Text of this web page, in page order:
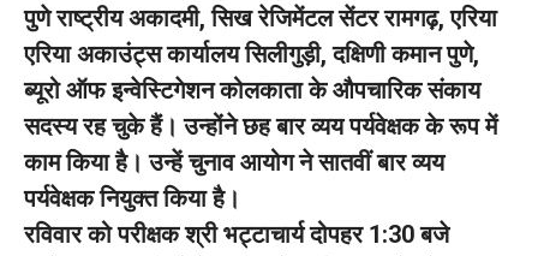
पुणे राष्ट्रीय अकादमी, सिख रेजिमेंटल सेंटर रामगढ़, एरिया
एरिया अकाउंट्स कार्यालय सिलीगुड़ी, दक्षिणी कमान पुणे,
ब्यूरो ऑफ इन्वेस्टिगेशन कोलकाता के औपचारिक संकाय
सदस्य रह चुके हैं। उन्होंने छह बार व्यय पर्यवेक्षक के रूप में
काम किया है। उन्हें चुनाव आयोग ने सातवीं बार व्यय
पर्यवेक्षक नियुक्त किया है।
रविवार को परीक्षक श्री भट्टाचार्य दोपहर 1:30 बजे